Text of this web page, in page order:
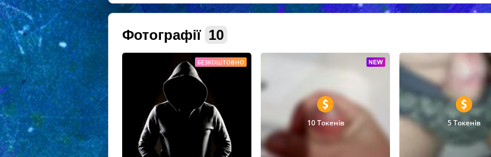
Фотографії 10
БЕЗКОШТОВНО
10 Токенів 5 Токенів